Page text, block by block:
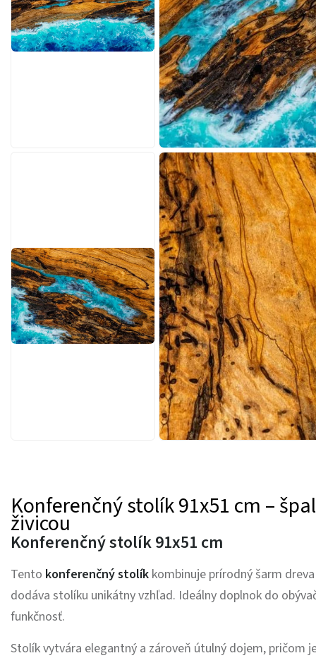
Konferenčný stolík 91x51 cm –
živicou
Konferenčný stolík 91x51 cm
Tento konferenčný stolík kombinuje prírodný šarm
dodáva stolíku unikátny vzhľad. Ideálny doplnok do
funkčnosť.
Stolík vytvára elegantný a zároveň útulný dojem, pričom